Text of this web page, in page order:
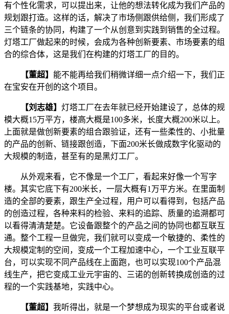
有个性化需求，可以提出来，让他的想法转化成为我们产品的
规划跟打造。这样的话，解决了市场侧跟供给侧，我们形成了
三个链条的协同，构建了一个从创意到实践到销售的全过程。
灯塔工厂做起来的时候，会成为各种创新要素、市场要素的组
合的综合体，这是我们在构建的灯塔工厂的目的。
【董超】 能不能再给我们稍微详细一点介绍一下，我们正
在宝安在开创的这个项目。
【刘志雄】 灯塔工厂在去年就已经开始建设了，总体的规
模大概15万平方，楼高大概是100多米，长度大概200米以上。
上面就是做创新要素的组合跟验证，还有一些柔性的、小批量
的产品的创新、链接跟创造，下面200米长做成数字化驱动的
大规模的制造，甚至有的是黑灯工厂。
从外观来看，它不像是一个工厂，看起来好像一个写字
楼。其实它底下有200米长，一层大概有1万平方米。在里面制
造的全部的要素，跟生产全过程，用户可以看得到，包括产品
的创造过程，各种来料的检验、来料的追踪、质量的追溯都可
以看得清清楚楚。它设备跟整个的产品之间的协同也都互联互
通。整个工程一旦做完，我们就可以变成一个敏捷的、柔性的
大规模定制的空间，变成一个工程加速中心，一个工业互联平
台，可以实现不同产品线在上面跑，也可以实现100个产品混
线生产，把它变成工业元宇宙的、三诺的创新转换成创造的过
程的一个实践基地，实践中心。
【董超】 我听得出，就是一个梦想成为现实的平台或者说